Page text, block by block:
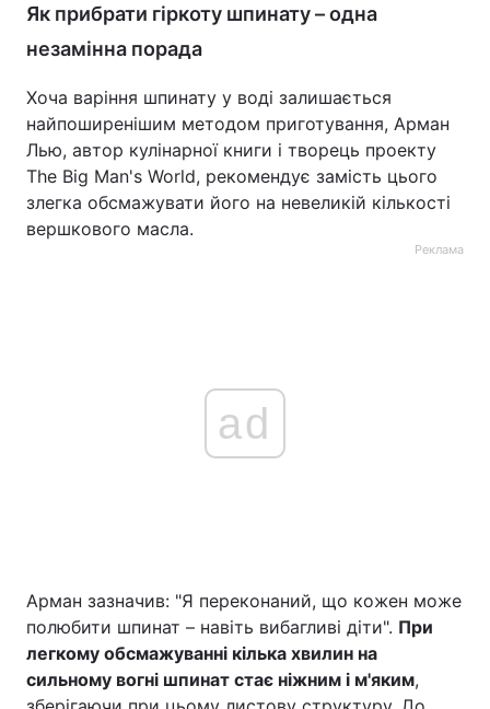
Як прибрати гіркоту шпинату – одна
незамінна порада
Хоча варіння шпинату у воді залишається
найпоширенішим методом приготування, Арман
Лью, автор кулінарної книги і творець проекту
The Big Man's World, рекомендує замість цього
злегка обсмажувати його на невеликій кількості
вершкового масла.
Реклама
ad
Арман зазначив: "Я переконаний, що кожен може
полюбити шпинат – навіть вибагливі діти". При
легкому обсмажуванні кілька хвилин на
сильному вогні шпинат стає ніжним і м'яким,